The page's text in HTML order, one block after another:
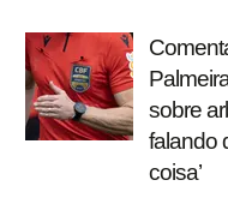
sobre
falando
coisa’